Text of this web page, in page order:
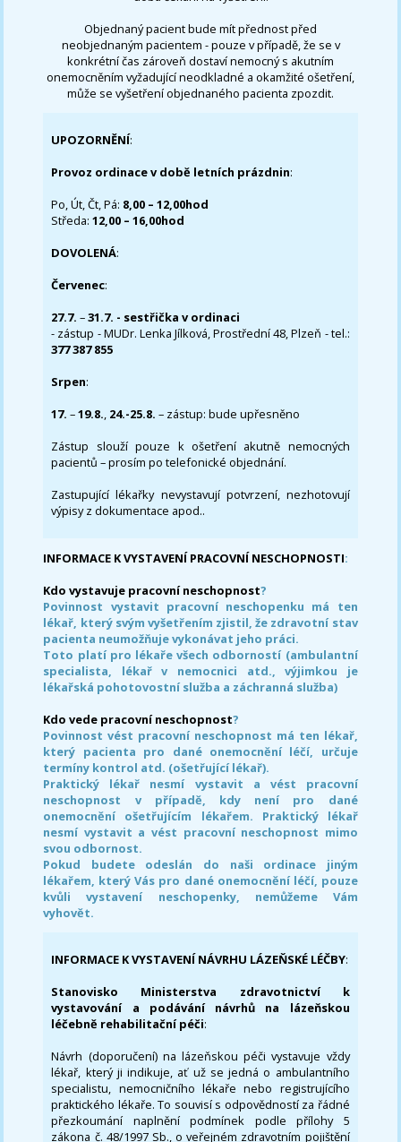
Objednaný pacient bude mít přednost před
neobjednaným pacientem - pouze v případě, že se v
konkrétní čas zároveň dostaví nemocný s akutním
onemocněním vyžadující neodkladné a okamžité ošetření,
může se vyšetření objednaného pacienta zpozdit.
UPOZORNĚNÍ:
Provoz ordinace v době letních prázdnin:
Po, Út, Čt, Pá: 8,00 – 12,00hod
Středa:12,00 – 16,00hod
DOVOLENÁ:
Červenec:
27.7.–31.7. - sestřička v ordinaci
- zástup - MUDr. Lenka Jílková, Prostřední 48, Plzeň - tel.:
377 387 855
Srpen:
17. –19.8., 24.-25.8. – zástup: bude upřesněno
Zástup slouží pouze k ošetření akutně nemocných
pacientů – prosím po telefonické objednání.
Zastupující lékařky nevystavují potvrzení, nezhotovují
výpisy z dokumentace apod..
INFORMACE K VYSTAVENÍ PRACOVNÍ NESCHOPNOSTI:
Kdo vystavuje pracovní neschopnost?
Povinnost vystavit pracovní neschopenku má ten
lékař, který svým vyšetřením zjistil, že zdravotní stav
pacienta neumožňuje vykonávat jeho práci.
Toto platí pro lékaře všech odborností (ambulantní
specialista, lékař v nemocnici atd., výjimkou je
lékařská pohotovostní služba a záchranná služba)
Kdo vede pracovní neschopnost?
Povinnost vést pracovní neschopnost má ten lékař,
který pacienta pro dané onemocnění léčí, určuje
termíny kontrol atd. (ošetřující lékař).
Praktický lékař nesmí vystavit a vést pracovní
neschopnost v případě, kdy není pro dané
onemocnění ošetřujícím lékařem. Praktický lékař
nesmí vystavit a vést pracovní neschopnost mimo
svou odbornost.
Pokud budete odeslán do naši ordinace jiným
lékařem, který Vás pro dané onemocnění léčí, pouze
kvůli vystavení neschopenky, nemůžeme Vám
vyhovět.
INFORMACE K VYSTAVENÍ NÁVRHU LÁZEŇSKÉ LÉČBY:
Stanovisko Ministerstva zdravotnictví k
vystavování a podávání návrhů na lázeňskou
léčebně rehabilitační péči:
Návrh (doporučení) na lázeňskou péči vystavuje vždy
lékař, který ji indikuje, ať už se jedná o ambulantního
specialistu, nemocničního lékaře nebo registrujícího
praktického lékaře. To souvisí s odpovědností za řádné
přezkoumání naplnění podmínek podle přílohy 5
zákona č. 48/1997 Sb., o veřejném zdravotním pojištění